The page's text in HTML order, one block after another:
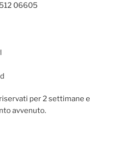
06605
per 2 settimane e
avvenuto.